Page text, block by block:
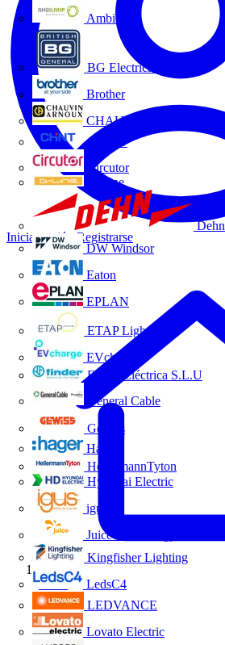
Ambilamp
BG Electrical
Brother
CHAUVIN ARNOUX
CHINT
Circutor
D-Line
Dehn
DW Windsor
Eaton
EPLAN
ETAP Lighting
EVcharge
Finder Eléctrica S.L.U
General Cable
Gewiss
Hager
HellermannTyton
Hyundai Electric
igus
Juice Technology
Kingfisher Lighting
LedsC4
LEDVANCE
Lovato Electric
Iniciar sesión Registrarse
Inicio